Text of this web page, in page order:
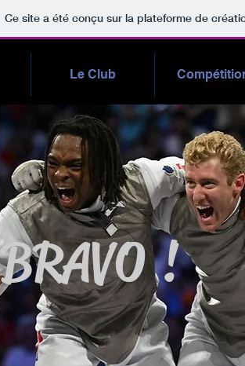
Ce site a été conçu sur la plateforme de
Le Club
BRAVO !